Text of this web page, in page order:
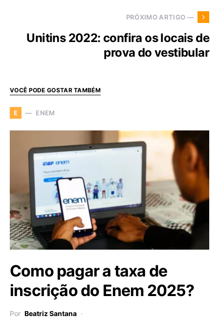
PRÓXIMO ARTIGO —
Unitins 2022: confira os locais de
prova do vestibular
VOCÊ PODE GOSTAR TAMBÉM
E ENEM
Como pagar a taxa de
inscrição do Enem 2025?
Por Beatriz Santana